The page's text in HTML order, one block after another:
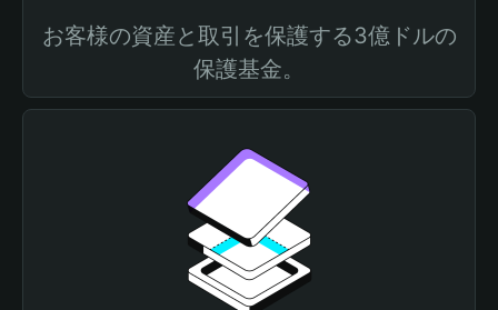
お客様の資産と取引を保護する3億ドルの
保護基金。